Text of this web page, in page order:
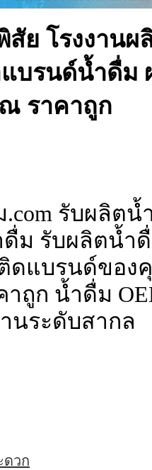
ย โรงงานผ
บรนด์น้ำดื่ม
ราคาถูก
รับผลิต
ดื่ม รับผลิตน้ำ
ดแบรนด์ของ
าถูก น้ำดื่ม
นระดับสากล
ดวก